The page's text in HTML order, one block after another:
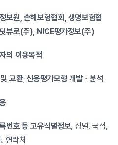
보원, 손해보험협회, 생명보험협
뷰로(주), NICE평가정보(주)
의 이용목적
교환, 신용평가모형 개발ㆍ분석
번호 등 고유식별정보, 성별, 국적,
연락처